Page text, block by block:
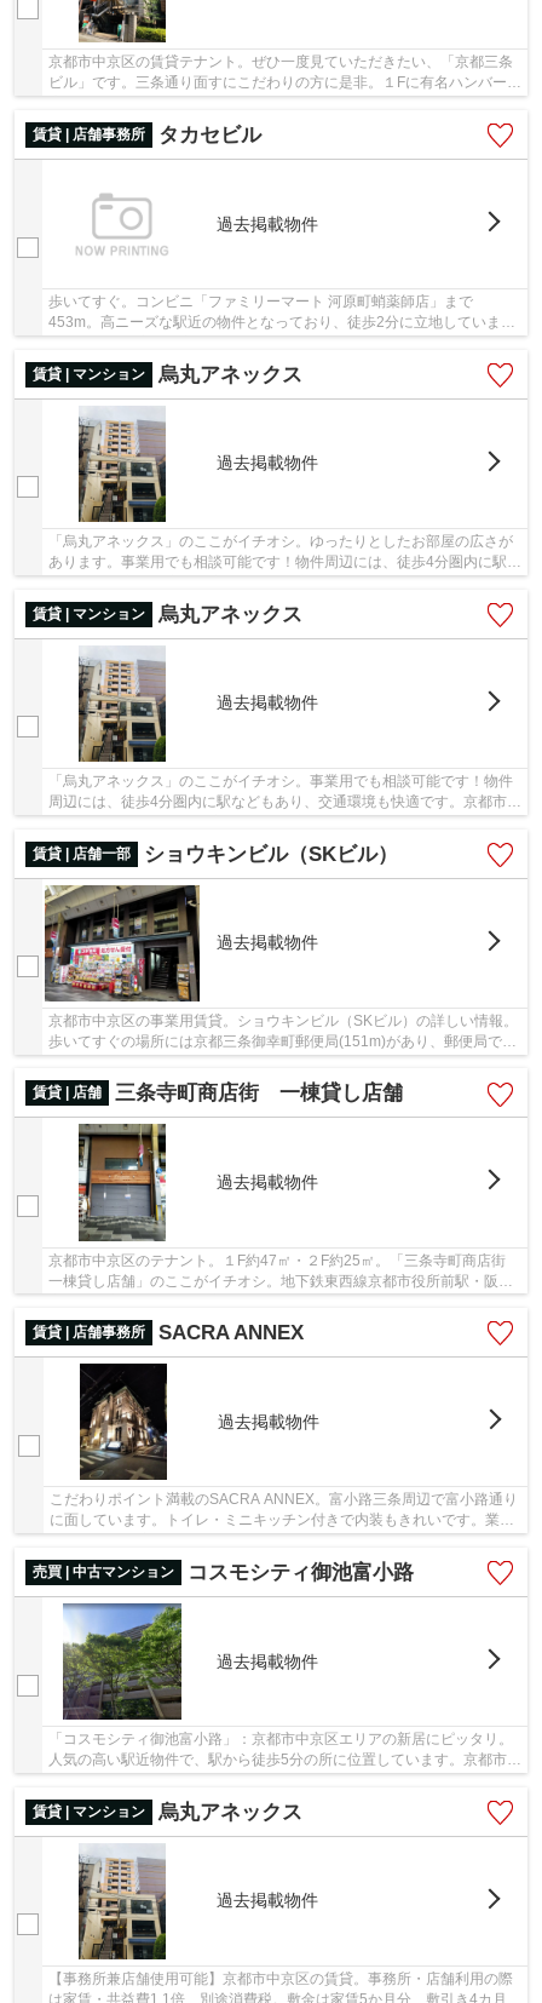
京都市中京区の賃貸テナント。ぜひ一度見ていただきたい、「京都三条
ビル」です。三条通り面すにこだわりの方に是非。１Fに有名ハンバーグ
賃貸 | 店舗事務所
タカセビル
過去掲載物件
歩いてすぐ。コンビニ「ファミリーマート 河原町蛸薬師店」まで
453m。高ニーズな駅近の物件となっており、徒歩2分に立地していま
賃貸 | マンション
烏丸アネックス
過去掲載物件
「烏丸アネックス」のここがイチオシ。ゆったりとしたお部屋の広さが
あります。事業用でも相談可能です！物件周辺には、徒歩4分圏内に駅な
賃貸 | マンション
烏丸アネックス
過去掲載物件
「烏丸アネックス」のここがイチオシ。事業用でも相談可能です！物件
周辺には、徒歩4分圏内に駅などもあり、交通環境も快適です。京都市営
烏丸線烏丸御池近辺の快適に住めるお部屋を京...
賃貸 | 店舗一部
ショウキンビル（SKビル）
過去掲載物件
京都市中京区の事業用賃貸。ショウキンビル（SKビル）の詳しい情報。
歩いてすぐの場所には京都三条御幸町郵便局(151m)があり、郵便局での
用事も楽。賃料は70.95万円です。2駅利用でき...
賃貸 | 店舗
三条寺町商店街 一棟貸し店舗
過去掲載物件
京都市中京区のテナント。１F約47㎡・２F約25㎡。「三条寺町商店街
一棟貸し店舗」のここがイチオシ。地下鉄東西線京都市役所前駅・阪急
賃貸 | 店舗事務所
SACRA ANNEX
過去掲載物件
こだわりポイント満載のSACRA ANNEX。富小路三条周辺で富小路通り
に面しています。トイレ・ミニキッチン付きで内装もきれいです。業種
売買 | 中古マンション
コスモシティ御池富小路
過去掲載物件
「コスモシティ御池富小路」：京都市中京区エリアの新居にピッタリ。
人気の高い駅近物件で、駅から徒歩5分の所に位置しています。京都市中
賃貸 | マンション
烏丸アネックス
過去掲載物件
【事務所兼店舗使用可能】京都市中京区の賃貸。事務所・店舗利用の際
は家賃・共益費1.1倍、別途消費税。敷金は家賃5か月分、敷引き4カ月